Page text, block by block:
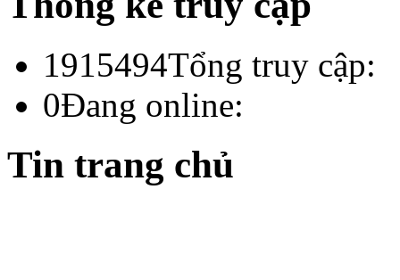
1915494Tổng truy cập:
0Đang online:
Tin trang chủ